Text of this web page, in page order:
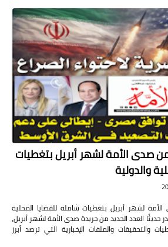
صدى الأمة لشهر أبريل بتغطيات
والدولية
لشهر أبريل بتغطيات شاملة للقضايا المحلية
العدد الجديد من جريدة صدى الأمة لشهر أبريل،
والتحقيقات والملفات الإخبارية التي ترصد أبرز